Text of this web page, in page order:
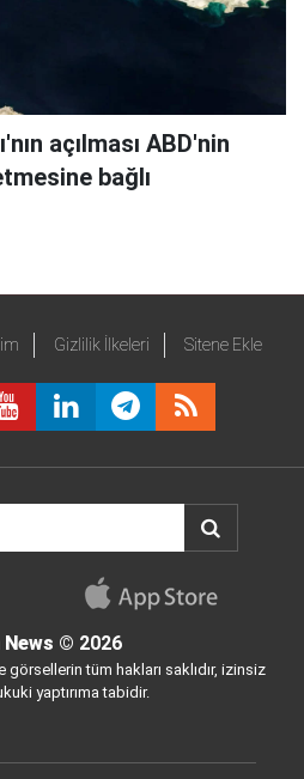
açılması ABD'nin
bağlı
Gizlilik İlkeleri Sitene Ekle
News © 2026
tüm hakları saklıdır, izinsiz
yaptırıma tabidir.